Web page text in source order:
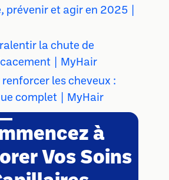
prévenir et agir en 2025 |
la chute de
| MyHair
renforcer les cheveux :
complet | MyHair
à
Vos Soins